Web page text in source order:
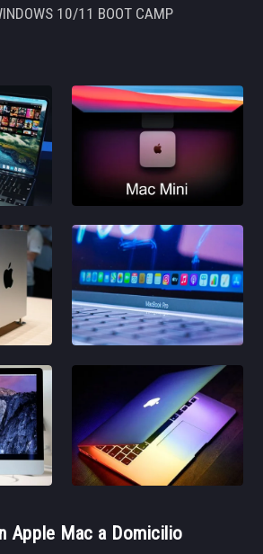
10/11 BOOT CAMP
Apple Mac a Domicilio